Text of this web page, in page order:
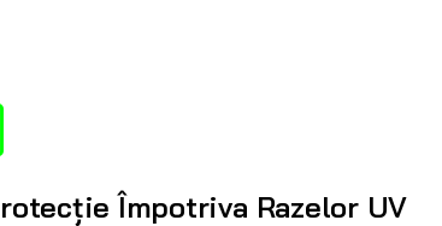
Împotriva Razelor UV